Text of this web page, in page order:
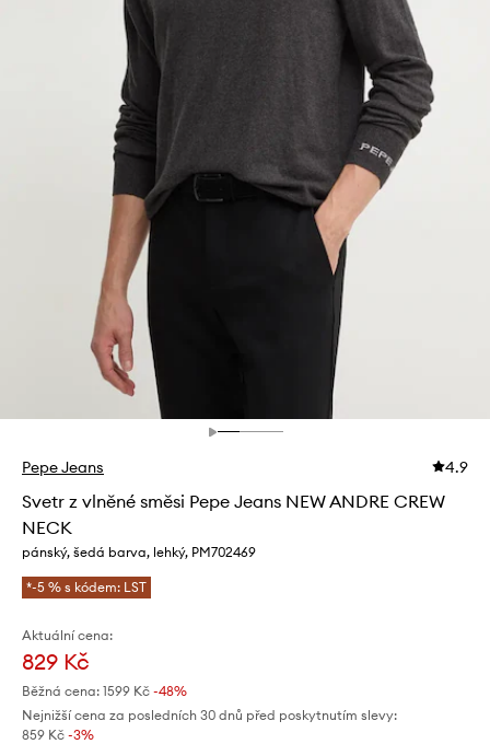
Pepe Jeans 4.9
Svetr z vlněné směsi Pepe Jeans NEW ANDRE CREW
NECK
pánský, šedá barva, lehký, PM702469
*-5 % s kódem: LST
Aktuální cena:
829 Kč
Běžná cena: 1599 Kč -48%
Nejnižší cena za posledních 30 dnů před poskytnutím slevy:
859 Kč -3%